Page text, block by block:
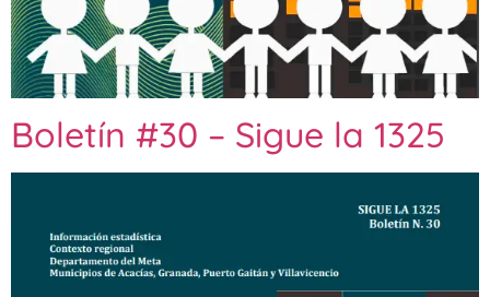
Boletín #30 – Sigue la 1325